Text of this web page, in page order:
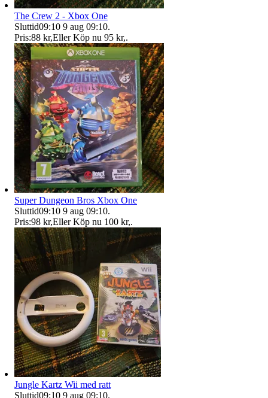
The Crew 2 - Xbox One
Sluttid09:10 9 aug 09:10.
Pris:88 kr,Eller Köp nu 95 kr,.
Super Dungeon Bros Xbox One
Sluttid09:10 9 aug 09:10.
Pris:98 kr,Eller Köp nu 100 kr,.
Jungle Kartz Wii med ratt
Sluttid09:10 9 aug 09:10.